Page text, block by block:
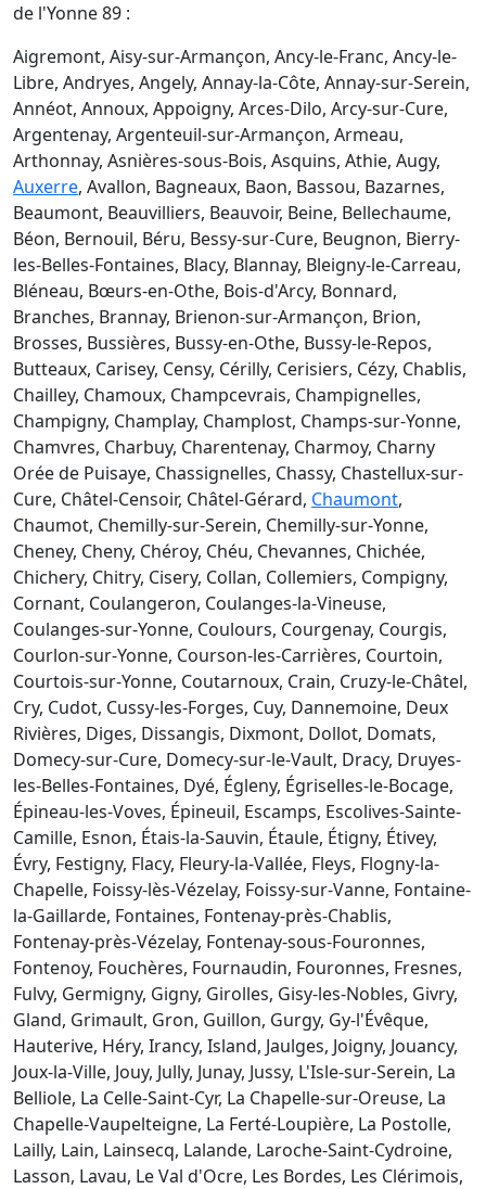
de l'Yonne 89 :
Aigremont, Aisy-sur-Armançon, Ancy-le-Franc, Ancy-le-
Libre, Andryes, Angely, Annay-la-Côte, Annay-sur-Serein,
Annéot, Annoux, Appoigny, Arces-Dilo, Arcy-sur-Cure,
Argentenay, Argenteuil-sur-Armançon, Armeau,
Arthonnay, Asnières-sous-Bois, Asquins, Athie, Augy,
Auxerre, Avallon, Bagneaux, Baon, Bassou, Bazarnes,
Beaumont, Beauvilliers, Beauvoir, Beine, Bellechaume,
Béon, Bernouil, Béru, Bessy-sur-Cure, Beugnon, Bierry-
les-Belles-Fontaines, Blacy, Blannay, Bleigny-le-Carreau,
Bléneau, Bœurs-en-Othe, Bois-d'Arcy, Bonnard,
Branches, Brannay, Brienon-sur-Armançon, Brion,
Brosses, Bussières, Bussy-en-Othe, Bussy-le-Repos,
Butteaux, Carisey, Censy, Cérilly, Cerisiers, Cézy, Chablis,
Chailley, Chamoux, Champcevrais, Champignelles,
Champigny, Champlay, Champlost, Champs-sur-Yonne,
Chamvres, Charbuy, Charentenay, Charmoy, Charny
Orée de Puisaye, Chassignelles, Chassy, Chastellux-sur-
Cure, Châtel-Censoir, Châtel-Gérard, Chaumont,
Chaumot, Chemilly-sur-Serein, Chemilly-sur-Yonne,
Cheney, Cheny, Chéroy, Chéu, Chevannes, Chichée,
Chichery, Chitry, Cisery, Collan, Collemiers, Compigny,
Cornant, Coulangeron, Coulanges-la-Vineuse,
Coulanges-sur-Yonne, Coulours, Courgenay, Courgis,
Courlon-sur-Yonne, Courson-les-Carrières, Courtoin,
Courtois-sur-Yonne, Coutarnoux, Crain, Cruzy-le-Châtel,
Cry, Cudot, Cussy-les-Forges, Cuy, Dannemoine, Deux
Rivières, Diges, Dissangis, Dixmont, Dollot, Domats,
Domecy-sur-Cure, Domecy-sur-le-Vault, Dracy, Druyes-
les-Belles-Fontaines, Dyé, Égleny, Égriselles-le-Bocage,
Épineau-les-Voves, Épineuil, Escamps, Escolives-Sainte-
Camille, Esnon, Étais-la-Sauvin, Étaule, Étigny, Étivey,
Évry, Festigny, Flacy, Fleury-la-Vallée, Fleys, Flogny-la-
Chapelle, Foissy-lès-Vézelay, Foissy-sur-Vanne, Fontaine-
la-Gaillarde, Fontaines, Fontenay-près-Chablis,
Fontenay-près-Vézelay, Fontenay-sous-Fouronnes,
Fontenoy, Fouchères, Fournaudin, Fouronnes, Fresnes,
Fulvy, Germigny, Gigny, Girolles, Gisy-les-Nobles, Givry,
Gland, Grimault, Gron, Guillon, Gurgy, Gy-l'Évêque,
Hauterive, Héry, Irancy, Island, Jaulges, Joigny, Jouancy,
Joux-la-Ville, Jouy, Jully, Junay, Jussy, L'Isle-sur-Serein, La
Belliole, La Celle-Saint-Cyr, La Chapelle-sur-Oreuse, La
Chapelle-Vaupelteigne, La Ferté-Loupière, La Postolle,
Lailly, Lain, Lainsecq, Lalande, Laroche-Saint-Cydroine,
Lasson, Lavau, Le Val d'Ocre, Les Bordes, Les Clérimois,